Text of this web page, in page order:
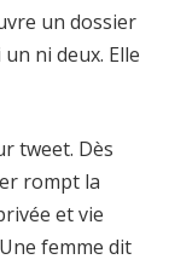
un dossier
ni deux. Elle
tweet. Dès
rompt la
et vie
femme dit